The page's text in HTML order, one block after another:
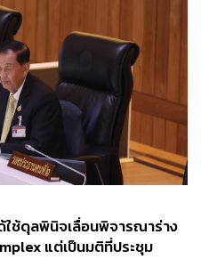
ใช้ดุลพินิจเลื่อนพิจารณาร่าง
แต่เป็นมติที่ประชุม